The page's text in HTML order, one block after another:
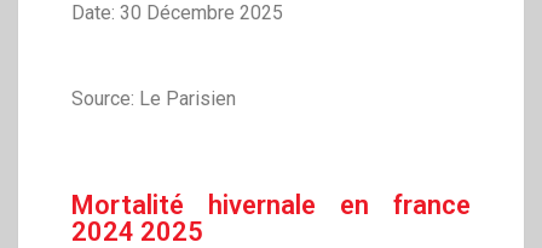
Date: 30 Décembre 2025
Source: Le Parisien
Mortalité hivernale en france
2024 2025